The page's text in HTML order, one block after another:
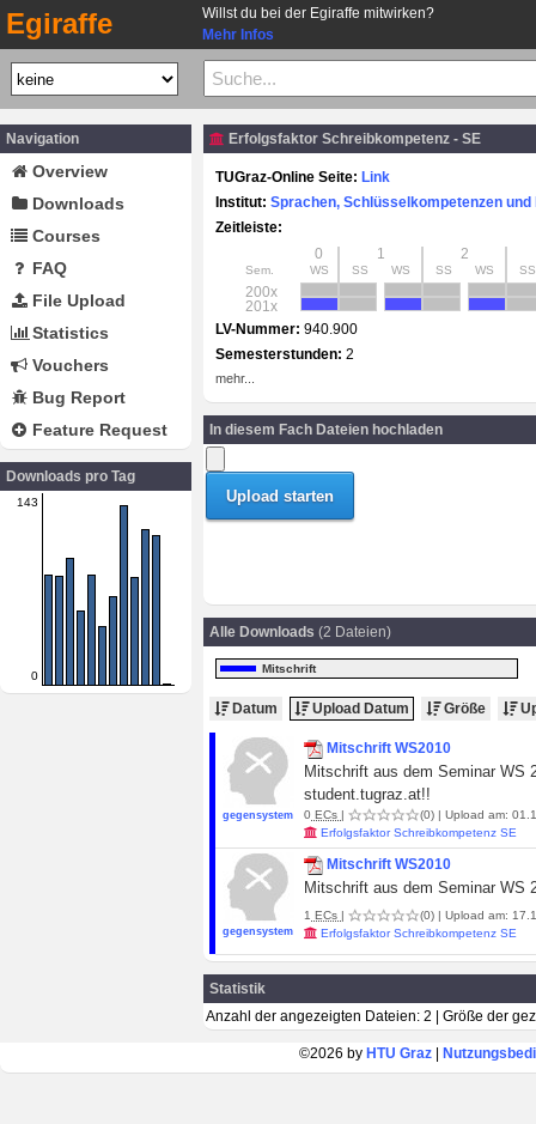
Egiraffe
Willst du bei der Egiraffe mitwirken?
Mehr Infos
Navigation
Overview
Downloads
Courses
FAQ
File Upload
Statistics
Vouchers
Bug Report
Feature Request
Downloads pro Tag
143
0
Erfolgsfaktor Schreibkompetenz - SE
TUGraz-Online Seite: Link
Institut: Sprachen, Schlüsselkompetenzen
Zeitleiste:
0
1 2
Sem. WS SS WS SS WS SS
200x
201x
LV-Nummer: 940.900
Semesterstunden: 2
mehr...
In diesem Fach Dateien hochladen
Alle Downloads (2 Dateien)
Mitschrift
Datum Upload Datum Größe
gegensystem
Mitschrift WS2010
Mitschrift aus dem Seminar WS
student.tugraz.at!!
0 ECs | (0) | Upload am:
Erfolgsfaktor Schreibkompetenz SE
gegensystem
Mitschrift WS2010
Mitschrift aus dem Seminar WS
1 ECs | (0) | Upload am:
Erfolgsfaktor Schreibkompetenz SE
Statistik
Anzahl der angezeigten Dateien: 2 | Größe der
©2026 by HTU Graz|